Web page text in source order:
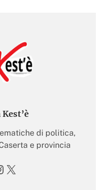
di politica,
e provincia
X